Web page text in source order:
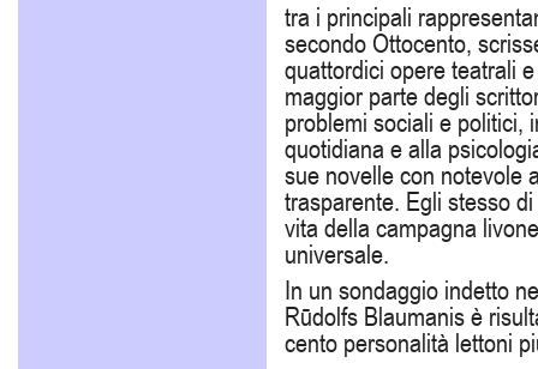
tra i principali
secondo Ottocento,
quattordici opere teatrali
maggior parte degli
problemi sociali e politici,
quotidiana e alla
sue novelle con notevole
trasparente. Egli stesso
vita della campagna
universale.
In un sondaggio indetto
Rūdolfs Blaumanis è
cento personalità lettoni